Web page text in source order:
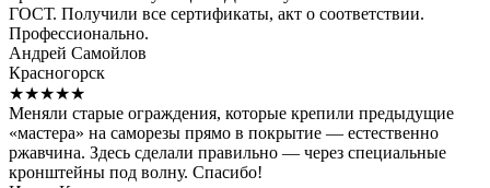
ГОСТ. Получили все сертификаты, акт о соответствии.
Профессионально.
Андрей Самойлов
Красногорск
★★★★★
Меняли старые ограждения, которые крепили предыдущие
«мастера» на саморезы прямо в покрытие — естественно
ржавчина. Здесь сделали правильно — через специальные
кронштейны под волну. Спасибо!